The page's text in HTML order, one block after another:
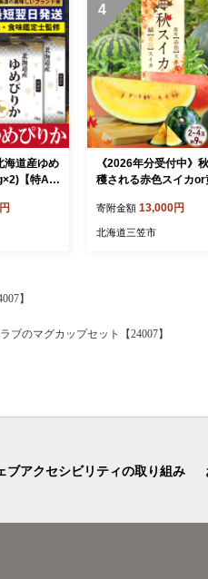
海道産ゆめ
【特Aラ
【160612
4
《2026年分受付中》
穫される赤色スイカor
49】
寄附金額 13,000円
北海道三笠市
】
ブのマグカップセット【24007】
ブアクセシビリティの取り組み